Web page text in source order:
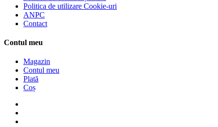
Politica de utilizare Cookie-uri
ANPC
Contact
Contul meu
Magazin
Contul meu
Plată
Coș